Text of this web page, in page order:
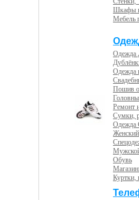
Шкафы
Мебель
Одежда
Одежда
Пошив
Ремонт
Сумки,
Одежда
Обувь
Куртки,